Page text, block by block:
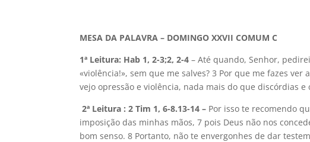
MESA DA PALAVRA – DOMINGO XXVII COMUM C
1ª Leitura: Hab 1, 2-3;2, 2-4– Até quando, Senhor,
«violência!», sem que me salves? 3 Por que me fazes
vejo opressão e violência, nada mais do que discórdias e
2ª Leitura : 2 Tim 1, 6-8.13-14 – Por isso te recomendo
imposição das minhas mãos, 7 pois Deus não nos
bom senso. 8 Portanto, não te envergonhes de dar